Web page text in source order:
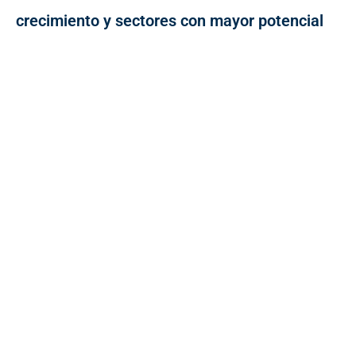
crecimiento y sectores con mayor potencial